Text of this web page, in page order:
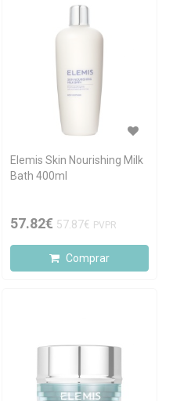
Elemis Skin Nourishing Milk
Bath 400ml
57.82€ 57.87€ PVPR
Comprar